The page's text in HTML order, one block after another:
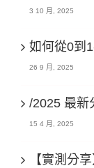
3 10 月, 2025
如何從0到
26 9 月, 2025
/2025 最
15 4 月, 2025
【實測分